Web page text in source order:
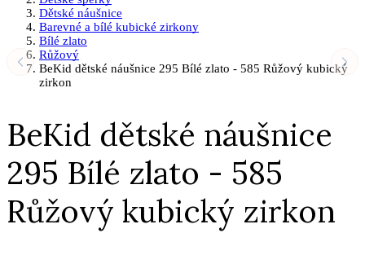
Dětské náušnice
Barevné a bílé kubické zirkony
Bílé zlato
Růžový
BeKid dětské náušnice 295 Bílé zlato - 585 Růžový kubický
zirkon
BeKid dětské náušnice
295 Bílé zlato - 585
Růžový kubický zirkon